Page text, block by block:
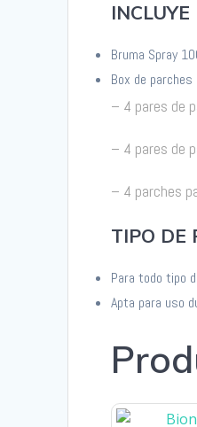
INCLUYE
Bruma Spray
Box de parches
– 4 pares de
– 4 pares de
– 4 parches
TIPO DE
Para todo tipo
Apta para uso